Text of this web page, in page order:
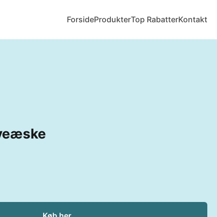
ForsideProdukterTop RabatterKontakt